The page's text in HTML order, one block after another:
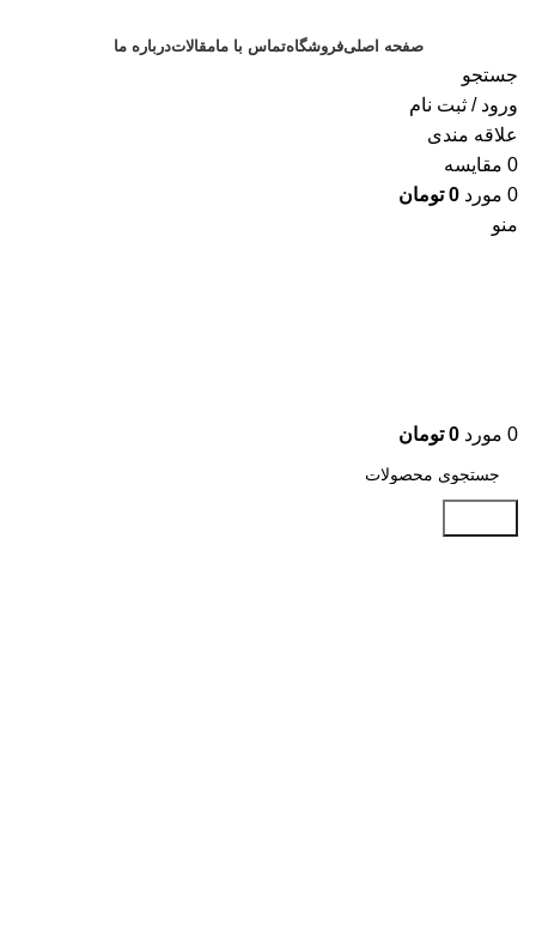
صفحه اصلیفروشگاهتماس با مامقالاتدرباره ما
جستجو
ورود / ثبت نام
علاقه مندی
0 مقايسه
0 مورد 0 تومان
منو
0 مورد 0 تومان